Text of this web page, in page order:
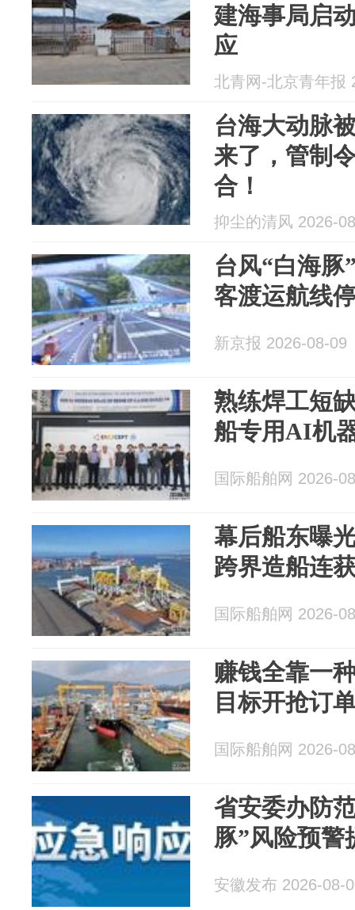
建海事局启
应
北青网-北京青年报
台海大动脉
来了，管制
合！
抑尘的清风 2026-
台风“白海豚
客渡运航线
新京报 2026-08-09
熟练焊工短
船专用AI机
国际船舶网 2026-
幕后船东曝
跨界造船连
国际船舶网 2026-
赚钱全靠一
目标开抢订
国际船舶网 2026-
省安委办防
豚”风险预警
安徽发布 2026-08-